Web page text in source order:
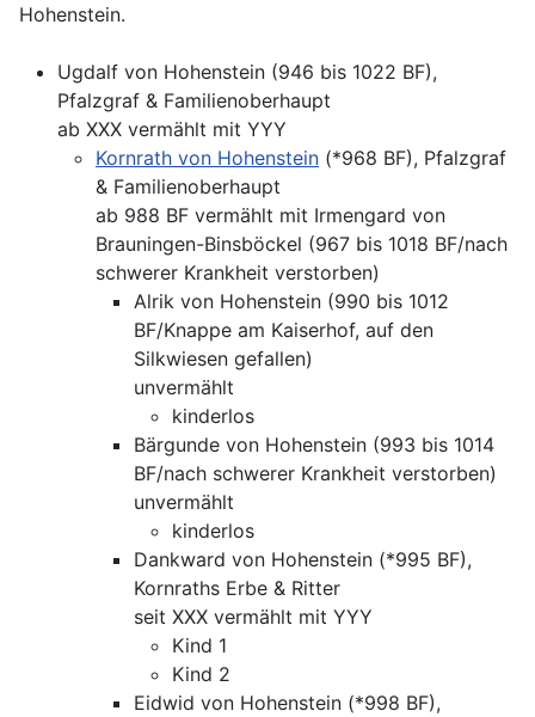
Hohenstein.
Ugdalf von Hohenstein (946 bis 1022 BF),
Pfalzgraf & Familienoberhaupt
ab XXX vermählt mit YYY
Kornrath von Hohenstein (*968 BF), Pfalzgraf
& Familienoberhaupt
ab 988 BF vermählt mit Irmengard von
Brauningen-Binsböckel (967 bis 1018 BF/nach
schwerer Krankheit verstorben)
Alrik von Hohenstein (990 bis 1012
BF/Knappe am Kaiserhof, auf den
Silkwiesen gefallen)
unvermählt
kinderlos
Bärgunde von Hohenstein (993 bis 1014
BF/nach schwerer Krankheit verstorben)
unvermählt
kinderlos
Dankward von Hohenstein (*995 BF),
Kornraths Erbe & Ritter
seit XXX vermählt mit YYY
Kind 1
Kind 2
Eidwid von Hohenstein (*998 BF),